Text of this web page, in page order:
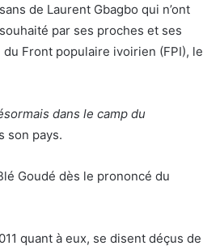
de Laurent Gbagbo qui n’ont
par ses proches et ses
Front populaire ivoirien (FPI), le
dans le camp du
son pays.
Goudé dès le prononcé du
quant à eux, se disent déçus de